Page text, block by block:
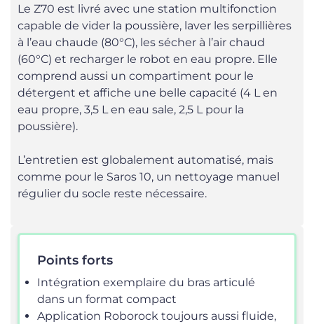
Le Z70 est livré avec une station multifonction
capable de vider la poussière, laver les serpillières
à l’eau chaude (80°C), les sécher à l’air chaud
(60°C) et recharger le robot en eau propre. Elle
comprend aussi un compartiment pour le
détergent et affiche une belle capacité (4 L en
eau propre, 3,5 L en eau sale, 2,5 L pour la
poussière).
L’entretien est globalement automatisé, mais
comme pour le Saros 10, un nettoyage manuel
régulier du socle reste nécessaire.
Points forts
Intégration exemplaire du bras articulé
dans un format compact
Application Roborock toujours aussi fluide,